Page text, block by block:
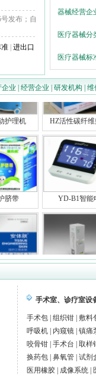
发布；自
进出口
器械经营企
医疗器械分
医疗器械标
企业 经营企业 研发机构 维
喷雾器
护理机 HZ活性碳纤
脐带 YD-B1智能电
肤 聚乙二醇护
腔喷雾器 医用分子筛制
手术室、诊疗室设
手术包 组织钳 敷料
呼吸机
内窥镜 镇痛
咬骨钳 手术台 取样
换药包 鼻氧管 试剂
医用橡胶
成像系统